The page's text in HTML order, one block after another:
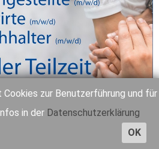
zur Benutzerführung und für
in der Datenschutzerklärung
OK